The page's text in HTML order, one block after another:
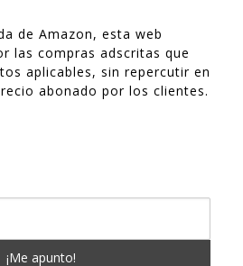
de Amazon, esta web
las compras adscritas que
aplicables, sin repercutir en
abonado por los clientes.